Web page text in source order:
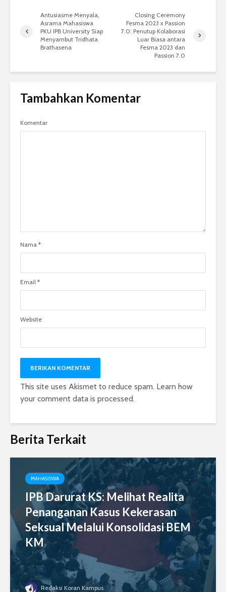
Antusiasme Menyala,
Asrama Mahasiswa
PKU IPB University Siap
Menyambut Tridhata
Brathasena
Closing Ceremony
Fesma 2023 x Passion
7.0: Penutup Kolaborasi
Luar Biasa antara
Fesma 2023 dan
Passion 7.0
Tambahkan Komentar
Komentar
Nama *
Email *
Website
This site uses Akismet to reduce spam. Learn how
your comment data is processed.
Berita Terkait
MAHASISWA
IPB Darurat KS: Melihat Realita
Penanganan Kasus Kekerasan
Seksual Melalui Konsolidasi BEM
KM
Redaksi Koran Kampus